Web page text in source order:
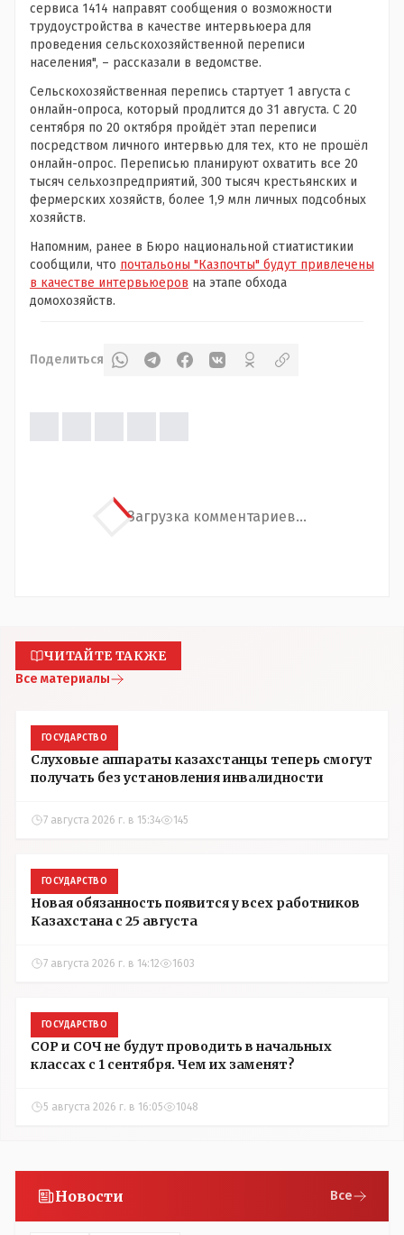
сервиса 1414 направят сообщения о возможности
трудоустройства в качестве интервьюера для
проведения сельскохозяйственной переписи
населения", – рассказали в ведомстве.
Сельскохозяйственная перепись стартует 1 августа с
онлайн-опроса, который продлится до 31 августа. С 20
сентября по 20 октября пройдёт этап переписи
посредством личного интервью для тех, кто не прошёл
онлайн-опрос. Переписью планируют охватить все 20
тысяч сельхозпредприятий, 300 тысяч крестьянских и
фермерских хозяйств, более 1,9 млн личных подсобных
хозяйств.
Напомним, ранее в Бюро национальной стиатистикии
сообщили, что почтальоны "Казпочты" будут привлечены
в качестве интервьюеров на этапе обхода
домохозяйств.
Поделиться
Загрузка комментариев...
ЧИТАЙТЕ ТАКЖЕ
Все материалы
ГОСУДАРСТВО
Слуховые аппараты казахстанцы теперь смогут
получать без установления инвалидности
7 августа 2026 г. в 15:34 145
ГОСУДАРСТВО
Новая обязанность появится у всех работников
Казахстана с 25 августа
7 августа 2026 г. в 14:12 1603
ГОСУДАРСТВО
СОР и СОЧ не будут проводить в начальных
классах с 1 сентября. Чем их заменят?
5 августа 2026 г. в 16:05 1048
Новости Все